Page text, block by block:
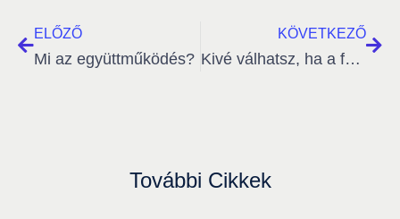
ELŐZŐ
Mi az együttműködés?
KÖVETKEZŐ
Kivé válhatsz, ha a fejlődést választod?
További Cikkek